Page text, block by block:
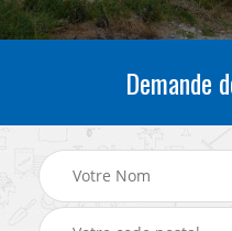
Demande